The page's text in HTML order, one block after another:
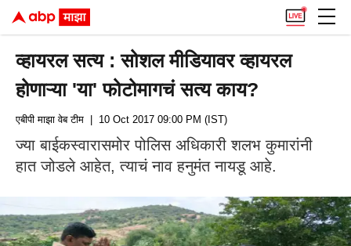
व्हायरल सत्य : सोशल मीडियावर व्हायरल
होणाऱ्या 'या' फोटोमागचं सत्य काय?
एबीपी माझा वेब टीम | 10 Oct 2017 09:00 PM (IST)
ज्या बाईकस्वारासमोर पोलिस अधिकारी शलभ कुमारांनी
हात जोडले आहेत, त्याचं नाव हनुमंत नायडू आहे.